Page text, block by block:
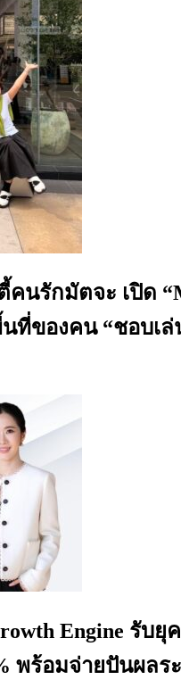
นรักมัตจะ เปิด
ของคน “ชอบเล่
Engine รับยุ
พร้อมจ่ายปันผล